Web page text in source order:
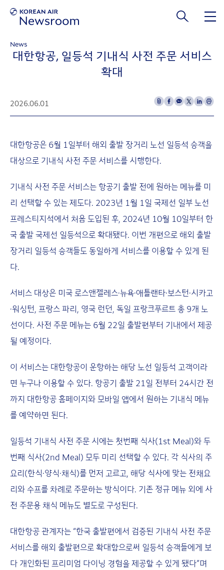
News
대한항공, 일등석 기내식 사전 주문 서비스
확대
2026.06.01
대한항공은 6월 1일부터 해외 출발 장거리 노선 일등석 승객을
대상으로 기내식 사전 주문 서비스를 시행한다.
기내식 사전 주문 서비스는 항공기 출발 전에 원하는 메뉴를 미
리 선택할 수 있는 제도다. 2023년 1월 1일 국제선 일부 노선
프레스티지석에서 처음 도입된 후, 2024년 10월 10일부터 한
국 출발 국제선 일등석으로 확대됐다. 이번 개편으로 해외 출발
장거리 일등석 승객들도 동일하게 서비스를 이용할 수 있게 된
다.
서비스 대상은 미국 로스앤젤레스·뉴욕·애틀랜타·보스턴·시카고
·워싱턴, 프랑스 파리, 영국 런던, 독일 프랑크푸르트 총 9개 노
선이다. 사전 주문 메뉴는 6월 22일 출발편부터 기내에서 제공
될 예정이다.
이 서비스는 대한항공이 운항하는 해당 노선 일등석 고객이라
면 누구나 이용할 수 있다. 항공기 출발 21일 전부터 24시간 전
까지 대한항공 홈페이지와 모바일 앱에서 원하는 기내식 메뉴
를 예약하면 된다.
일등석 기내식 사전 주문 시에는 첫번째 식사(1st Meal)와 두
번째 식사(2nd Meal) 모두 미리 선택할 수 있다. 각 식사의 주
요리(한식·양식·채식)를 먼저 고르고, 해당 식사에 맞는 전채요
리와 수프를 차례로 주문하는 방식이다. 기존 정규 메뉴 외에 사
전 주문용 채식 메뉴도 별도로 구성된다.
대한항공 관계자는 “한국 출발편에서 검증된 기내식 사전 주문
서비스를 해외 출발편으로 확대함으로써 일등석 승객들에게 보
다 개인화된 프리미엄 다이닝 경험을 제공할 수 있게 됐다”며